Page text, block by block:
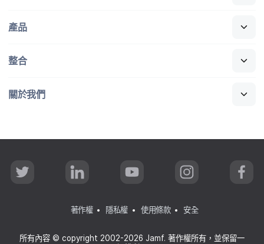
產品
整合
關於​我們
所有​內容 © copyright 2002-2026 Jamf. 著​作權​所有，​並​保留​一​
著作權 隱私權 使用條款 安全
T
w
L
i
e
d
n
Y
o
u
b
I
n
a
g
a
F
a
k